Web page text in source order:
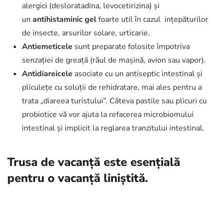
alergici (desloratadina, levocetirizina) şi
un antihistaminic gelfoarte util în cazul ințepăturilor
de insecte, arsurilor solare, urticarie.
Antiemeticele sunt preparate folosite împotriva
senzației de greață (răul de mașină, avion sau vapor).
Antidiareicele asociate cu un antiseptic intestinal şi
pliculețe cu soluții de rehidratare, mai ales pentru a
trata „diareea turistului”. Câteva pastile sau plicuri cu
probiotice vă vor ajuta la refacerea microbiomului
intestinal și implicit la reglarea tranzitului intestinal.
Trusa de vacanță este esențială
pentru o vacanță liniștită.